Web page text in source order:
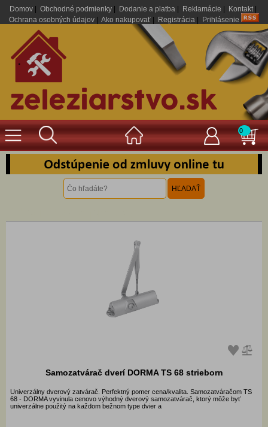
Domov Obchodné podmienky Dodanie a platba Reklamácie Kontakt|
Ochrana osobných údajov
Ako nakupovať Registrácia Prihlásenie
.
0
Samozatvárač dverí DORMA TS 68 strieborn
Univerzálny dverový zatvárač. Perfektný pomer cena/kvalita. Samozatváračom TS
68 - DORMA vyvinula cenovo výhodný dverový samozatvárač, ktorý môže byť
univerzálne použitý na každom bežnom type dvier a